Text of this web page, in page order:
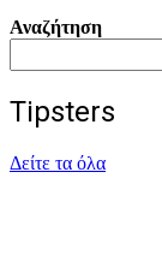
Αναζήτηση
Tipsters
Δείτε τα όλα